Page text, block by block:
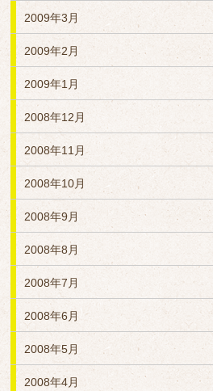
2009年3月
2009年2月
2009年1月
2008年12月
2008年11月
2008年10月
2008年9月
2008年8月
2008年7月
2008年6月
2008年5月
2008年4月